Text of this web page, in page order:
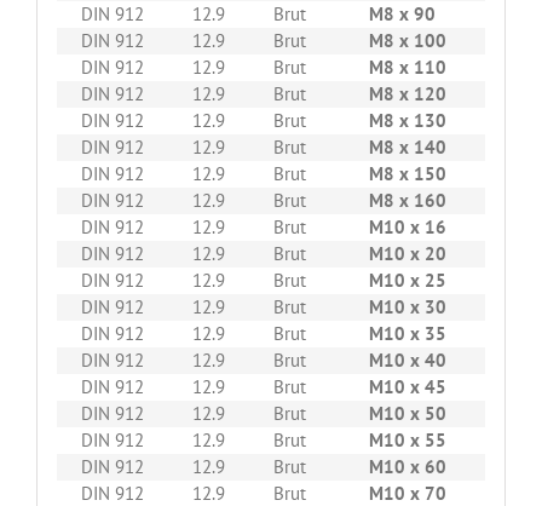
DIN 912
12.9 Brut M8 x 90
DIN 912
12.9 Brut M8 x 100
DIN 912
12.9 Brut M8 x 110
DIN 912
12.9 Brut M8 x 120
DIN 912
12.9 Brut M8 x 130
DIN 912
12.9 Brut M8 x 140
DIN 912
12.9 Brut M8 x 150
DIN 912
12.9 Brut M8 x 160
DIN 912
12.9 Brut M10 x 16
DIN 912
12.9 Brut M10 x 20
DIN 912
12.9 Brut M10 x 25
DIN 912
12.9 Brut M10 x 30
DIN 912
12.9 Brut M10 x 35
DIN 912
12.9 Brut M10 x 40
DIN 912
12.9 Brut M10 x 45
DIN 912
12.9 Brut M10 x 50
DIN 912
12.9 Brut M10 x 55
DIN 912
12.9 Brut M10 x 60
DIN 912
12.9 Brut M10 x 70